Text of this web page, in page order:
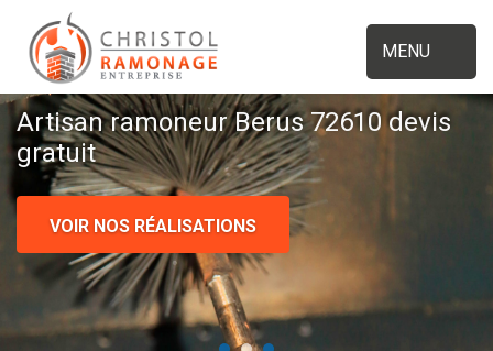
MENU
Artisan ramoneur Berus 72610 devis
gratuit
VOIR NOS RÉALISATIONS